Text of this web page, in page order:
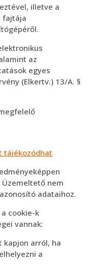
illetve a
fajtája
az
egyes
(Elkertv.) 13/A. §
tájékozódhat
nem
adataihoz.
cookie-k
vannak:
arról, ha
a